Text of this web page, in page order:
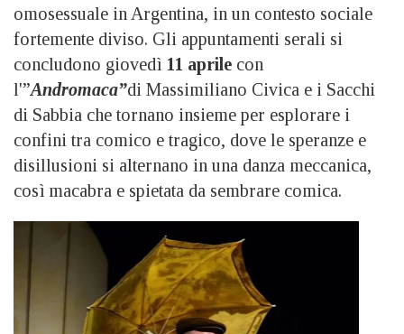
omosessuale in Argentina, in un contesto sociale
fortemente diviso. Gli appuntamenti serali si
concludono giovedì 11 aprile con
l'”Andromaca”di Massimiliano Civica e i Sacchi
di Sabbia che tornano insieme per esplorare i
confini tra comico e tragico, dove le speranze e
disillusioni si alternano in una danza meccanica,
così macabra e spietata da sembrare comica.